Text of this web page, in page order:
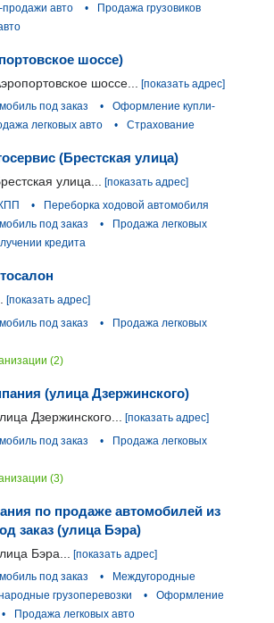
авто •
Продажа грузовиков
шоссе)
шоссе...
[показать адрес]
под заказ •
Оформление купли-
легковых авто • Страхование
(Брестская улица)
улица... [показать адрес]
•
Переборка ходовой автомобиля
под заказ •
Продажа легковых
кредита
[показать адрес]
под заказ •
Продажа легковых
(2)
(улица Дзержинского)
Дзержинского...
[показать адрес]
под заказ •
Продажа легковых
(3)
по продаже автомобилей из
заказ (улица Бэра)
Бэра...
[показать адрес]
под заказ •
Междугородные
грузоперевозки •
Оформление
• Продажа легковых авто